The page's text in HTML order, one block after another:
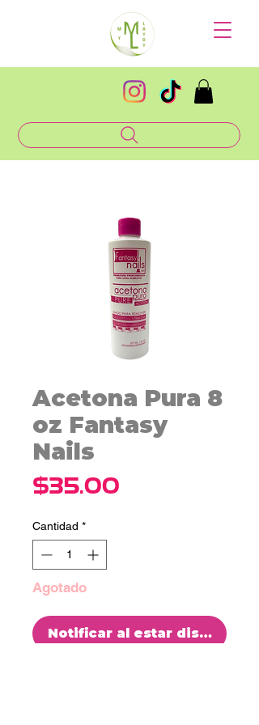
Acetona Pura 8
oz Fantasy
Nails
$35.00
Cantidad *
Agotado
Notificar al estar disponible